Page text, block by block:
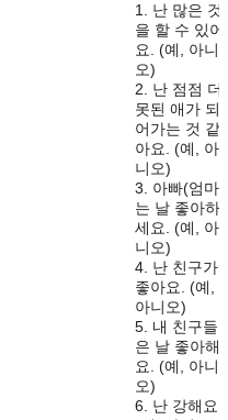
1. 난 많은 것
을 할 수 있어
요. (예, 아니
오)
2. 난 점점 더
못된 애가 되
어가는 것 같
아요. (예, 아
니오)
3. 아빠(엄마)
는 날 좋아하
세요. (예, 아
니오)
4. 난 친구가
좋아요. (예,
아니오)
5. 내 친구들
은 날 좋아해
요. (예, 아니
오)
6. 난 강해요